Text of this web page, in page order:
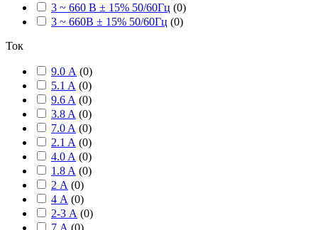
3 ~ 660 В ± 15% 50/60Гц (0)
3 ~ 660В ± 15% 50/60Гц (0)
Ток
9.0 А (0)
5.1 A (0)
9.6 A (0)
3.8 A (0)
7.0 A (0)
2.1 A (0)
4.0 A (0)
1.8 A (0)
2 А (0)
4 А (0)
2-3 А (0)
7 А (0)